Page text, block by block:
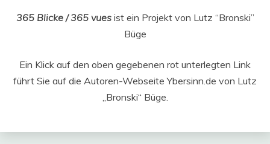
365 Blicke / 365 vuesist ein Projekt von Lutz “Bronski”
Büge
Ein Klick auf den oben gegebenen rot unterlegten Link
führt Sie auf die Autoren-Webseite Ybersinn.de von Lutz
„Bronski“ Büge.